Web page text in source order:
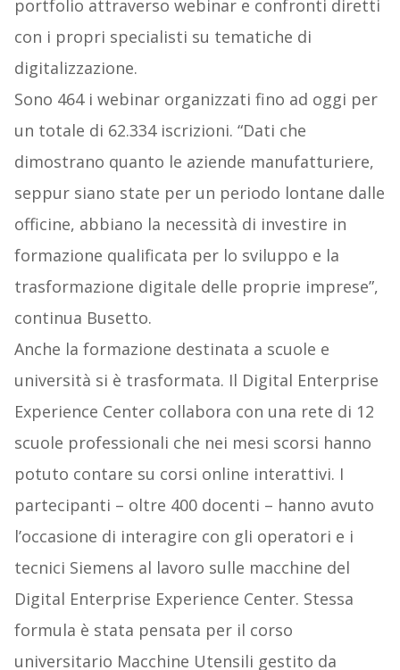
portfolio attraverso webinar e confronti diretti
con i propri specialisti su tematiche di
digitalizzazione.
Sono 464 i webinar organizzati fino ad oggi per
un totale di 62.334 iscrizioni. “Dati che
dimostrano quanto le aziende manufatturiere,
seppur siano state per un periodo lontane dalle
officine, abbiano la necessità di investire in
formazione qualificata per lo sviluppo e la
trasformazione digitale delle proprie imprese”,
continua Busetto.
Anche la formazione destinata a scuole e
università si è trasformata. Il Digital Enterprise
Experience Center collabora con una rete di 12
scuole professionali che nei mesi scorsi hanno
potuto contare su corsi online interattivi. I
partecipanti – oltre 400 docenti – hanno avuto
l’occasione di interagire con gli operatori e i
tecnici Siemens al lavoro sulle macchine del
Digital Enterprise Experience Center. Stessa
formula è stata pensata per il corso
universitario Macchine Utensili gestito da